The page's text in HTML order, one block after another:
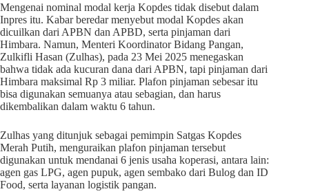
Mengenai nominal modal kerja Kopdes tidak disebut dalam
Inpres itu. Kabar beredar menyebut modal Kopdes akan
dicuilkan dari APBN dan APBD, serta pinjaman dari
Himbara. Namun, Menteri Koordinator Bidang Pangan,
Zulkifli Hasan (Zulhas), pada 23 Mei 2025 menegaskan
bahwa tidak ada kucuran dana dari APBN, tapi pinjaman dari
Himbara maksimal Rp 3 miliar. Plafon pinjaman sebesar itu
bisa digunakan semuanya atau sebagian, dan harus
dikembalikan dalam waktu 6 tahun.
Zulhas yang ditunjuk sebagai pemimpin Satgas Kopdes
Merah Putih, menguraikan plafon pinjaman tersebut
digunakan untuk mendanai 6 jenis usaha koperasi, antara lain:
agen gas LPG, agen pupuk, agen sembako dari Bulog dan ID
Food, serta layanan logistik pangan.